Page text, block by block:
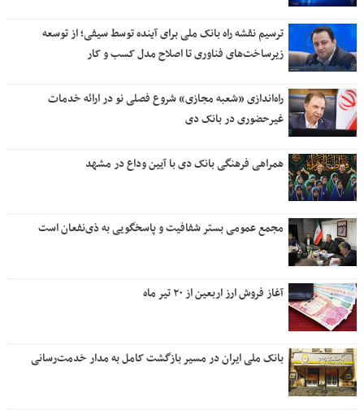
ترسیم نقشه راه بانک ملی برای آینده توسط سیفی؛ از توسعه
زیرساخت‌های فناوری تا اصلاح مدل کسب و کار
راه‌اندازی «شعبه مجازی» شروع فصلی نو در ارائه خدمات
غیرحضوری در بانک دی
همراهی فرهنگی بانک دی با آیین وداع در مشهد
مجمع عمومی بستر شفافیت و پاسخگویی به ذی‌نفعان است
آغاز فروش ارز اربعین از ۲۰ تیر ماه
بانک ملی ایران در مسیر بازگشت کامل به مدار خدمت‌رسانی